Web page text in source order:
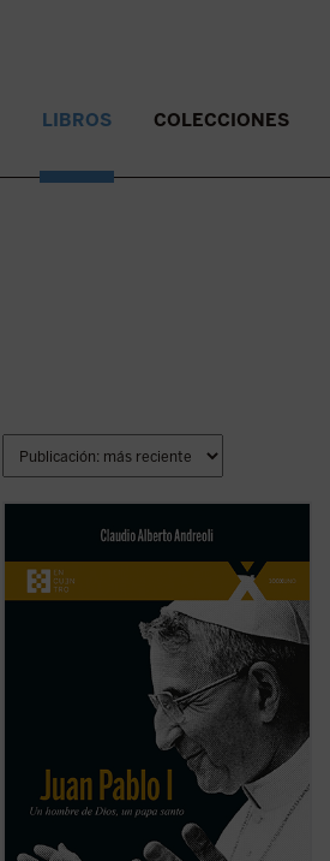
LIBROS COLECCIONES
El 4 de septiembre de 2022 fue
beatificado el Siervo de Dios Albino
Luciani, quien fue papa con el nombre de
Juan Pablo I, con uno de los pontificados
más breves de la historia. El autor, que
ha tenido la gracia de conocer
personalmente al beato ...(ver ficha)